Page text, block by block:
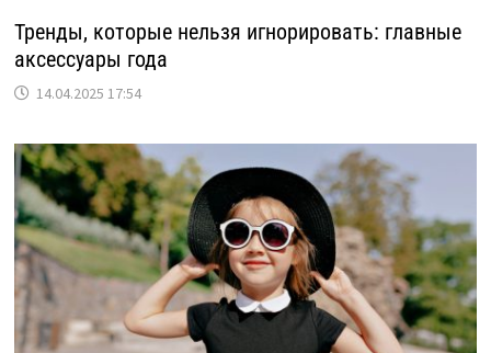
Тренды, которые нельзя игнорировать: главные
аксессуары года
14.04.2025 17:54